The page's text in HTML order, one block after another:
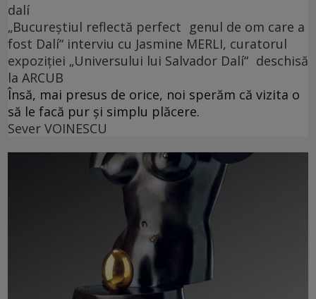
dalí
„Bucureștiul reflectă perfect genul de om care a
fost Dalí“ interviu cu Jasmine MERLI, curatorul
expoziției „Universului lui Salvador Dalí“ deschisă
la ARCUB
Însă, mai presus de orice, noi sperăm că vizita o
să le facă pur și simplu plăcere.
Sever VOINESCU